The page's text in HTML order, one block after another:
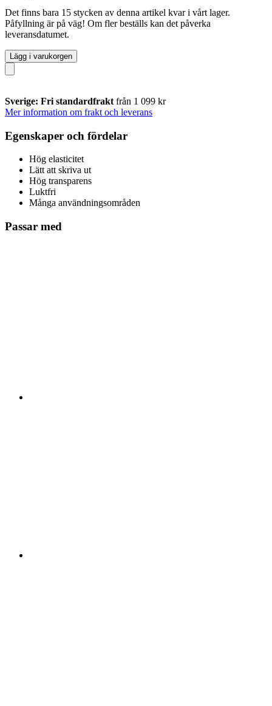
Det finns bara 15 stycken av denna artikel kvar i vårt lager.
Påfyllning är på väg! Om fler beställs kan det påverka
leveransdatumet.
Lägg i varukorgen
Sverige: Fri standardfrakt från 1 099 kr
Mer information om frakt och leverans
Egenskaper och fördelar
Hög elasticitet
Lätt att skriva ut
Hög transparens
Luktfri
Många användningsområden
Passar med